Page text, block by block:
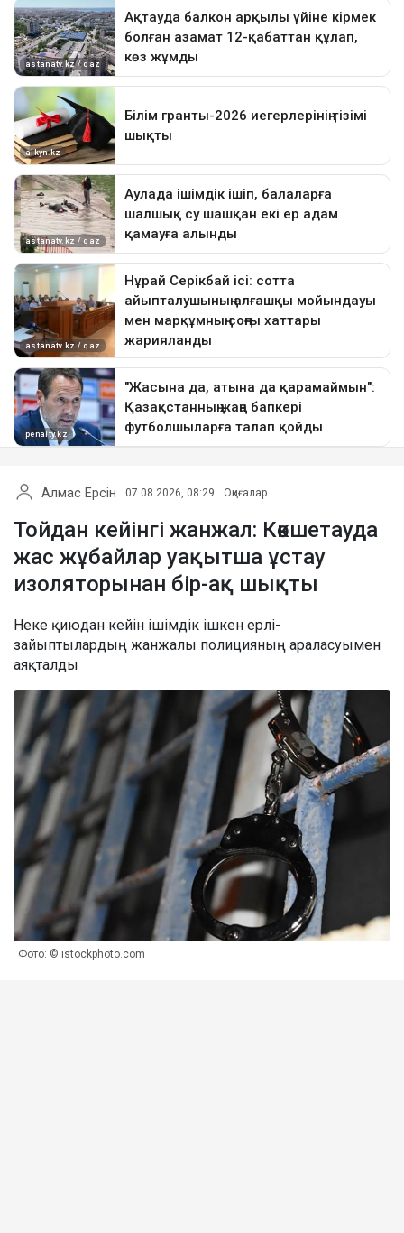
Алмас Ерсін 07.08.2026, 08:29 Оқиғалар
Тойдан кейінгі жанжал: Көкшетауда
жас жұбайлар уақытша ұстау
изоляторынан бір-ақ шықты
Неке қиюдан кейін ішімдік ішкен ерлі-
зайыптылардың жанжалы полицияның араласуымен
аяқталды
Фото: © istockphoto.com